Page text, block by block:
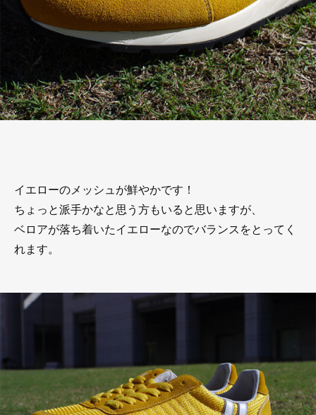
イエローのメッシュが鮮やかです！
ちょっと派手かなと思う方もいると思いますが、
ベロアが落ち着いたイエローなのでバランスをとってく
れます。